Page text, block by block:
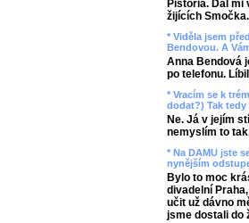
Pistoria. Dal mi
žijících Smočka.
* Viděla jsem
Bendovou. A
Anna Bendová
po telefonu.
* Vracím se k
dodat?) Tak
Ne. Já v jejím
nemyslím to
* Na DAMU jste
nynějším
Bylo to moc
divadelní
učit už dávno
jsme dostali do